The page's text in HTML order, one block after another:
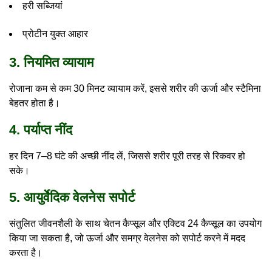
हरी सब्जियां
प्रोटीन युक्त आहार
3. नियमित व्यायाम
रोजाना कम से कम 30 मिनट व्यायाम करें, इससे शरीर की ऊर्जा और स्टैमिना
बेहतर होता है।
4. पर्याप्त नींद
हर दिन 7–8 घंटे की अच्छी नींद लें, जिससे शरीर पूरी तरह से रिकवर हो
सके।
5. आयुर्वेदिक वेलनेस सपोर्ट
संतुलित जीवनशैली के साथ चेतन कैप्सूल और एक्टिव 24 कैप्सूल का उपयोग
किया जा सकता है, जो ऊर्जा और समग्र वेलनेस को सपोर्ट करने में मदद
करता है।